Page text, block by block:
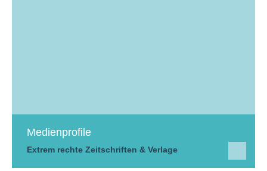
Medienprofile
Extrem rechte Zeitschriften & Verlage